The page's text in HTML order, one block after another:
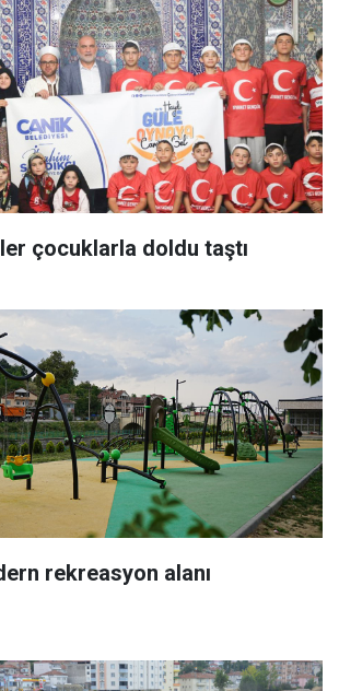
çocuklarla doldu taştı
rekreasyon alanı